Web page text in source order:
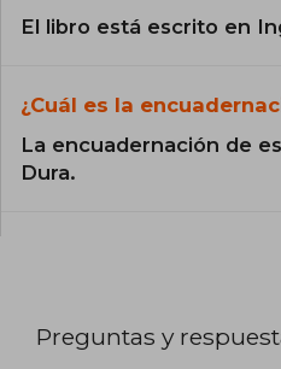
El libro está escrito en
¿Cuál es la
La encuadernación de
Dura.
Preguntas y